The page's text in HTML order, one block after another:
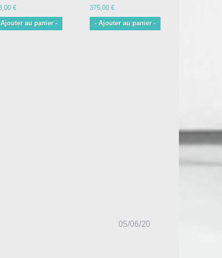
€
au panier -
375,00 €
- Ajouter au panier -
Date
05/06/20